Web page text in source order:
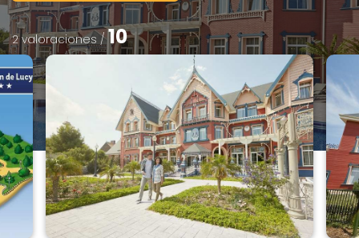
2 valoraciones /10